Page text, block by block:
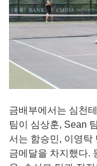
금배부에서는 심천
팀이 심상훈, Sean
서는 함승민, 이영탁
금메달을 차지했다.